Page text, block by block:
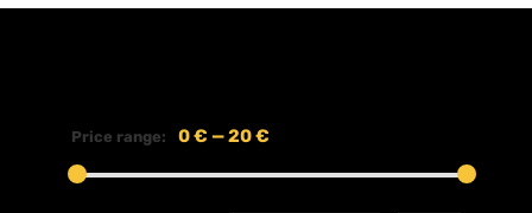
Price range: 0 € —20 €